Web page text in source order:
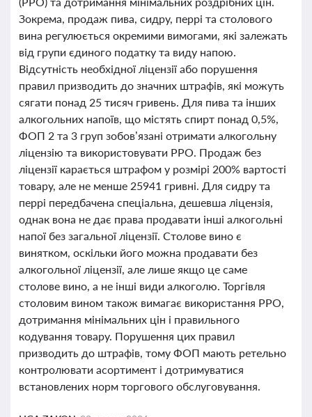
Зокрема, продаж пива, сидру, перрі та столового
вина регулюється окремими вимогами, які залежать
від групи єдиного податку та виду напою.
Відсутність необхідної ліцензії або порушення
правил призводить до значних штрафів, які можуть
сягати понад 25 тисяч гривень. Для пива та інших
алкогольних напоїв, що містять спирт понад 0,5%,
ФОП 2 та 3 груп зобов’язані отримати алкогольну
ліцензію та використовувати РРО. Продаж без
ліцензії карається штрафом у розмірі 200% вартості
товару, але не менше 25941 гривні. Для сидру та
перрі передбачена спеціальна, дешевша ліцензія,
однак вона не дає права продавати інші алкогольні
напої без загальної ліцензії. Столове вино є
винятком, оскільки його можна продавати без
алкогольної ліцензії, але лише якщо це саме
столове вино, а не інші види алкоголю. Торгівля
столовим вином також вимагає використання РРО,
дотримання мінімальних цін і правильного
кодування товару. Порушення цих правил
призводить до штрафів, тому ФОП мають ретельно
контролювати асортимент і дотримуватися
встановлених норм торгового обслуговування.